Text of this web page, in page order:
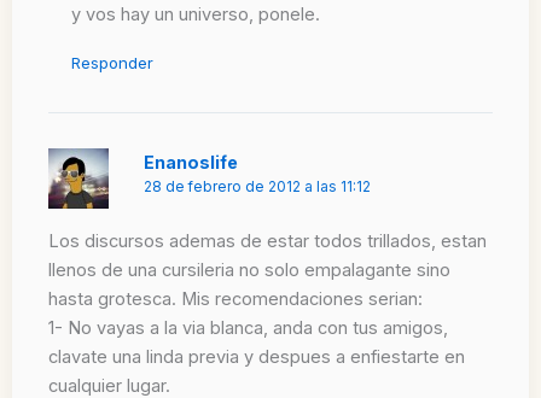
y vos hay un universo, ponele.
Responder
Enanoslife
28 de febrero de 2012 a las 11:12
Los discursos ademas de estar todos trillados, estan
llenos de una cursileria no solo empalagante sino
hasta grotesca. Mis recomendaciones serian:
1- No vayas a la via blanca, anda con tus amigos,
clavate una linda previa y despues a enfiestarte en
cualquier lugar.